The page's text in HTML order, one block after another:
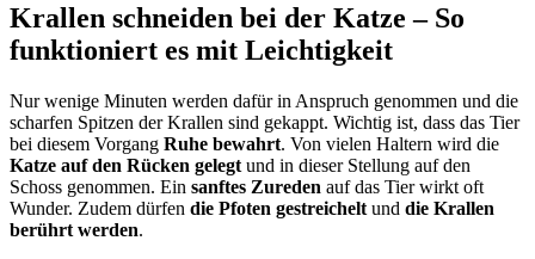
Krallen schneiden bei der Katze – So
funktioniert es mit Leichtigkeit
Nur wenige Minuten werden dafür in Anspruch genommen und die
scharfen Spitzen der Krallen sind gekappt. Wichtig ist, dass das Tier
bei diesem Vorgang Ruhe bewahrt. Von vielen Haltern wird die
Katze auf den Rücken gelegt und in dieser Stellung auf den
Schoss genommen. Ein sanftes Zureden auf das Tier wirkt oft
Wunder. Zudem dürfen die Pfoten gestreichelt und die Krallen
berührt werden.